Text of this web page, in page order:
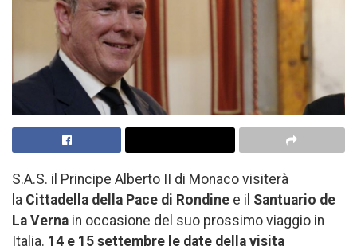
S.A.S. il Principe Alberto II di Monaco visiterà
la Cittadella della Pace di Rondine e il Santuario de
La Verna in occasione del suo prossimo viaggio in
Italia. 14 e 15 settembre le date della visita